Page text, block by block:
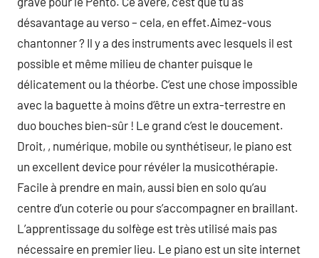
désavantage au verso – cela, en effet.Aimez-vous
chantonner ? Il y a des instruments avec lesquels il est
possible et même milieu de chanter puisque le
délicatement ou la théorbe. C’est une chose impossible
avec la baguette à moins d’être un extra-terrestre en
duo bouches bien-sûr ! Le grand c’est le doucement.
Droit, , numérique, mobile ou synthétiseur, le piano est
un excellent device pour révéler la musicothérapie.
Facile à prendre en main, aussi bien en solo qu’au
centre d’un coterie ou pour s’accompagner en braillant.
L’apprentissage du solfège est très utilisé mais pas
nécessaire en premier lieu. Le piano est un site internet